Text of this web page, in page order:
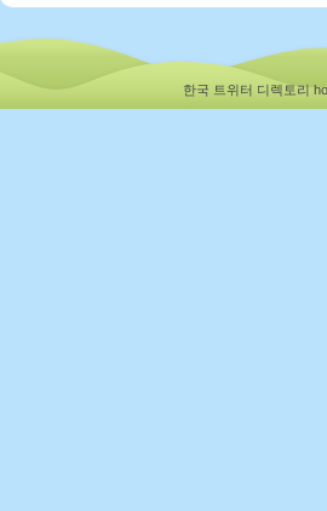
한국 트위터 디렉토리